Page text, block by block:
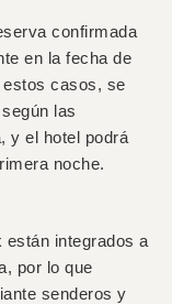
confirmada
en la fecha de
estos casos, se
las
y el hotel podrá
noche.
están integrados a
por lo que
senderos y